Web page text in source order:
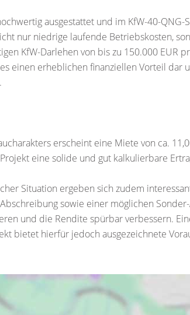
ausgestattet und im KfW-40-QNG-
nur niedrige laufende Betriebskosten,
KfW-Darlehen von bis zu 150.000 EUR
einen erheblichen finanziellen Vorteil dar
erscheint eine Miete von ca.
eine solide und gut kalkulierbare
Situation ergeben sich zudem
sowie einer möglichen
und die Rendite spürbar verbessern.
bietet hierfür jedoch ausgezeichnete